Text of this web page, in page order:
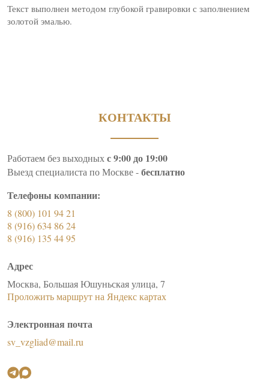
Текст выполнен методом глубокой гравировки с заполнением
золотой эмалью.
КОНТАКТЫ
Работаем без выходныхс 9:00 до 19:00
Выезд специалиста по Москве -бесплатно
Телефоны компании:
8 (800) 101 94 21
8 (916) 634 86 24
8 (916) 135 44 95
Адрес
Москва, Большая Юшуньская улица, 7
Проложить маршрут на Яндекс картах
Электронная почта
sv_vzgliad@mail.ru